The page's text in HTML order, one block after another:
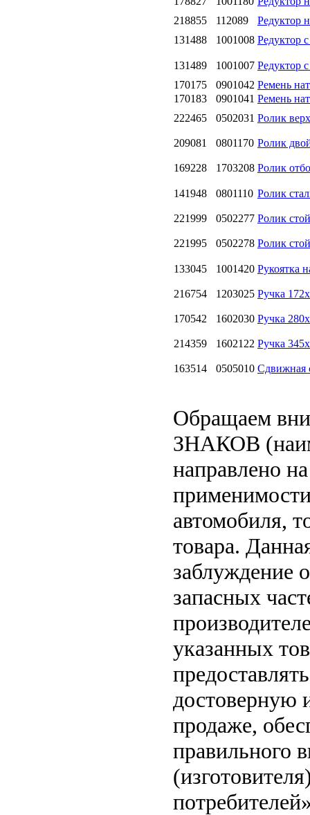
218855
112089
Редуктор
131488
1001008 Редуктор
131489 1001007 Редуктор
170175
0901042 Ремень
170183
0901041 Ремень
222465
0502031 Ролик
209081 0801170 Ролик
169228 1703208 Ролик
141948 0801110 Ролик
221999 0502277 Ролик
221995 0502278 Ролик
133045 1001420 Рукоятка
216754 1203025 Ручка
170542 1602030 Ручка
214359 1602122 Ручка
163514 0505010 Сдвижная
Обращаем
ЗНАКОВ
направлено
автомобиля,
товара.
заблуждение
запасных
указанных
достоверную
продаже,
правильного